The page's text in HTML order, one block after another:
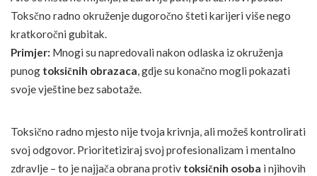
Toksčno radno okruženje dugoročno šteti karijeri više nego
kratkoročni gubitak.
Primjer: Mnogi su napredovali nakon odlaska iz okruženja
punog toksičnih obrazaca, gdje su konačno mogli pokazati
svoje vještine bez sabotaže.
Toksično radno mjesto nije tvoja krivnja, ali možeš kontrolirati
svoj odgovor. Prioritetiziraj svoj profesionalizam i mentalno
zdravlje – to je najjača obrana protiv toksičnih osoba i njihovih